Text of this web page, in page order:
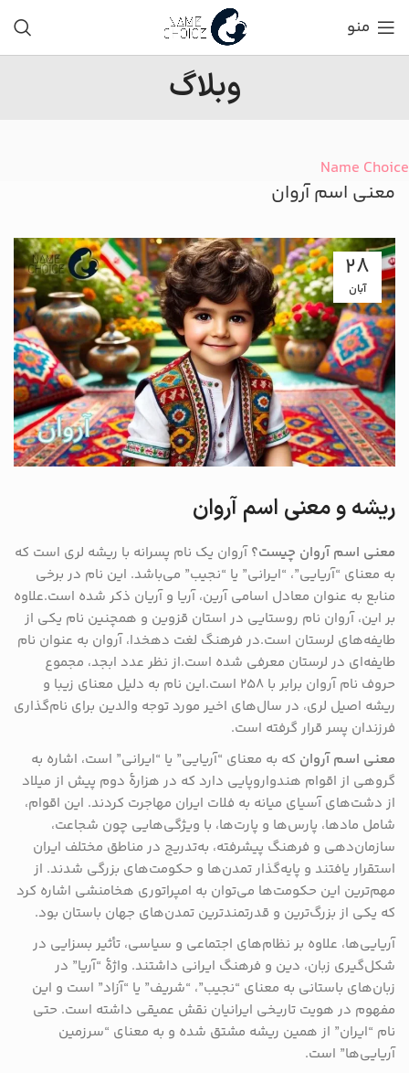
منو
وبلاگ
Name Choice
معنی اسم آروان
28
آبان
ریشه و معنی اسم آروان
معنی اسم آروان چیست؟آروان یک نام پسرانه با ریشه لری است که
به معنای “آریایی”، “ایرانی” یا “نجیب” می‌باشد. این نام در برخی
منابع به عنوان معادل اسامی آرین، آریا و آریان ذکر شده است.علاوه
بر این، آروان نام روستایی در استان قزوین و همچنین نام یکی از
طایفه‌های لرستان است.در فرهنگ لغت دهخدا، آروان به عنوان نام
طایفه‌ای در لرستان معرفی شده است.از نظر عدد ابجد، مجموع
حروف نام آروان برابر با ۲۵۸ است.این نام به دلیل معنای زیبا و
ریشه اصیل لری، در سال‌های اخیر مورد توجه والدین برای نام‌گذاری
فرزندان پسر قرار گرفته است.
معنی اسم آروان که به معنای “آریایی” یا “ایرانی” است، اشاره به
گروهی از اقوام هندواروپایی دارد که در هزارهٔ دوم پیش از میلاد
از دشت‌های آسیای میانه به فلات ایران مهاجرت کردند. این اقوام،
شامل مادها، پارس‌ها و پارت‌ها، با ویژگی‌هایی چون شجاعت،
سازمان‌دهی و فرهنگ پیشرفته، به‌تدریج در مناطق مختلف ایران
استقرار یافتند و پایه‌گذار تمدن‌ها و حکومت‌های بزرگی شدند. از
مهم‌ترین این حکومت‌ها می‌توان به امپراتوری هخامنشی اشاره کرد
که یکی از بزرگ‌ترین و قدرتمندترین تمدن‌های جهان باستان بود.
آریایی‌ها، علاوه بر نظام‌های اجتماعی و سیاسی، تأثیر بسزایی در
شکل‌گیری زبان، دین و فرهنگ ایرانی داشتند. واژهٔ “آریا” در
زبان‌های باستانی به معنای “نجیب”، “شریف” یا “آزاد” است و این
مفهوم در هویت تاریخی ایرانیان نقش عمیقی داشته است. حتی
نام “ایران” از همین ریشه مشتق شده و به معنای “سرزمین
آریایی‌ها” است.